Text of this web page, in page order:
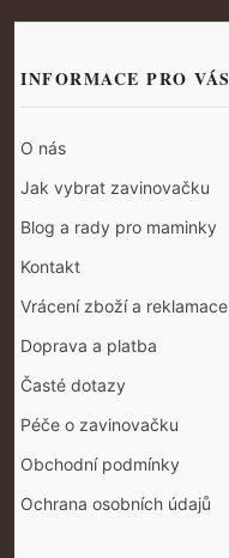
INFORMACE PRO VÁS
O nás
Jak vybrat zavinovačku
Blog a rady pro maminky
Kontakt
Vrácení zboží a reklamace
Doprava a platba
Časté dotazy
Péče o zavinovačku
Obchodní podmínky
Ochrana osobních údajů